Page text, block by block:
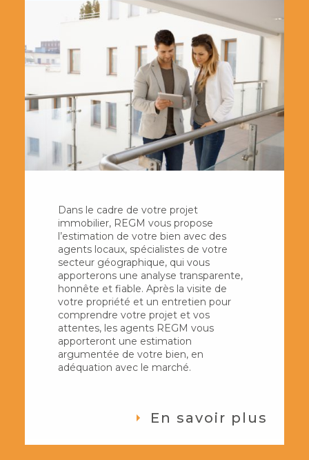
Dans le cadre de votre projet
immobilier, REGM vous propose
l’estimation de votre bien avec des
agents locaux, spécialistes de votre
secteur géographique, qui vous
apporterons une analyse transparente,
honnête et fiable. Après la visite de
votre propriété et un entretien pour
comprendre votre projet et vos
attentes, les agents REGM vous
apporteront une estimation
argumentée de votre bien, en
adéquation avec le marché.
En savoir plus